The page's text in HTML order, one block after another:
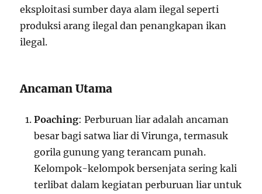
eksploitasi sumber daya alam ilegal seperti
produksi arang ilegal dan penangkapan ikan
ilegal.
Ancaman Utama
Poaching: Perburuan liar adalah ancaman
besar bagi satwa liar di Virunga, termasuk
gorila gunung yang terancam punah.
Kelompok-kelompok bersenjata sering kali
terlibat dalam kegiatan perburuan liar untuk